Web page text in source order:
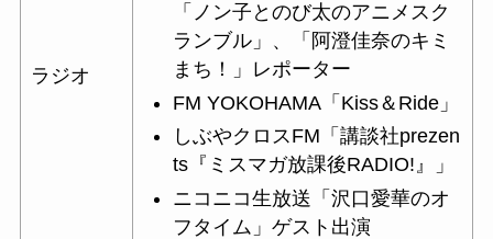
ラジオ
「ノン子とのび太のアニメスク
ランブル」、「阿澄佳奈のキミ
まち！」レポーター
FM YOKOHAMA「Kiss＆Ride」
しぶやクロスFM「講談社prezen
ts『ミスマガ放課後RADIO!』」
ニコニコ生放送「沢口愛華のオ
フタイム」ゲスト出演